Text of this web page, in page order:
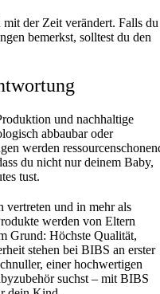
der Zeit verändert. Falls du
bemerkst, solltest du den
und nachhaltige
abbaubar oder
werden
du nicht nur deinem Baby,
tust.
und in mehr als
werden von Eltern
Grund: Höchste Qualität,
stehen bei BIBS an erster
einer hochwertigen
suchst – mit BIBS